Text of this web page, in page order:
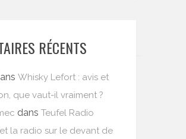
RÉCENTS
Whisky Lefort : avis et
que vaut-il vraiment ?
dans Teufel Radio
la radio sur le devant de